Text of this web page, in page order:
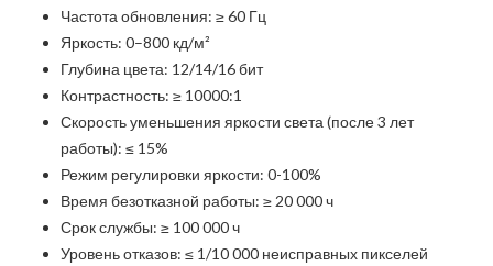
Частота обновления: ≥ 60 Гц
Яркость: 0–800 кд/м²
Глубина цвета: 12/14/16 бит
Контрастность: ≥ 10000:1
Скорость уменьшения яркости света (после 3 лет
работы): ≤ 15%
Режим регулировки яркости: 0-100%
Время безотказной работы: ≥ 20 000 ч
Срок службы: ≥ 100 000 ч
Уровень отказов: ≤ 1/10 000 неисправных пикселей